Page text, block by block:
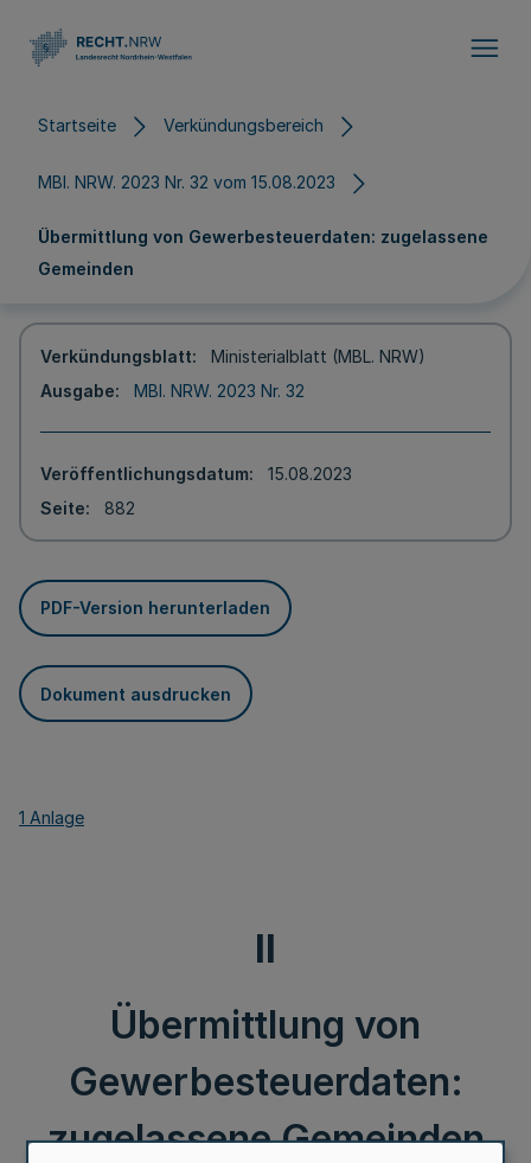
Startseite Verkündungsbereich
MBl. NRW. 2023 Nr. 32 vom 15.08.2023
Übermittlung von Gewerbesteuerdaten: zugelassene
Gemeinden
Verkündungsblatt
Ministerialblatt (MBL. NRW)
Ausgabe
MBl. NRW. 2023 Nr. 32
Veröffentlichungsdatum
15.08.2023
Seite
882
PDF-Version herunterladen
Dokument ausdrucken
1 Anlage
II
Übermittlung von
Gewerbesteuerdaten:
zugelassene Gemeinden